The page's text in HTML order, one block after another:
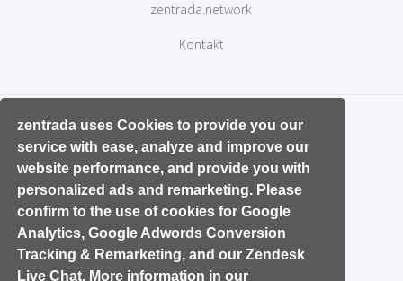
zentrada uses Cookies to provide you our
service with ease, analyze and improve our
website performance, and provide you with
personalized ads and remarketing. Please
confirm to the use of cookies for Google
Analytics, Google Adwords Conversion
Tracking & Remarketing, and our Zendesk
Live Chat. More information in our
zentrada.network
Kontakt